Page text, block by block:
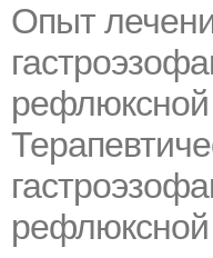
Опыт
рефлюксной
рефлюксной